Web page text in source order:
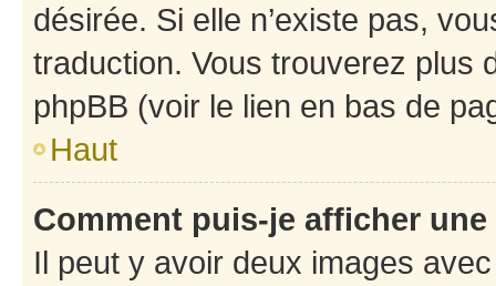
désirée. Si elle n’existe pas,
traduction. Vous trouverez plus
phpBB (voir le lien en bas de
Haut
Comment puis-je afficher
Il peut y avoir deux images